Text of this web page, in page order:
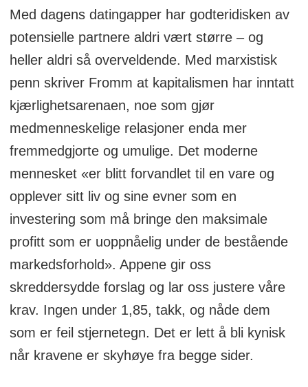
Med dagens datingapper har godteridisken av
potensielle partnere aldri vært større – og
heller aldri så overveldende. Med marxistisk
penn skriver Fromm at kapitalismen har inntatt
kjærlighetsarenaen, noe som gjør
medmenneskelige relasjoner enda mer
fremmedgjorte og umulige. Det moderne
mennesket «er blitt forvandlet til en vare og
opplever sitt liv og sine evner som en
investering som må bringe den maksimale
profitt som er uoppnåelig under de bestående
markedsforhold». Appene gir oss
skreddersydde forslag og lar oss justere våre
krav. Ingen under 1,85, takk, og nåde dem
som er feil stjernetegn. Det er lett å bli kynisk
når kravene er skyhøye fra begge sider.